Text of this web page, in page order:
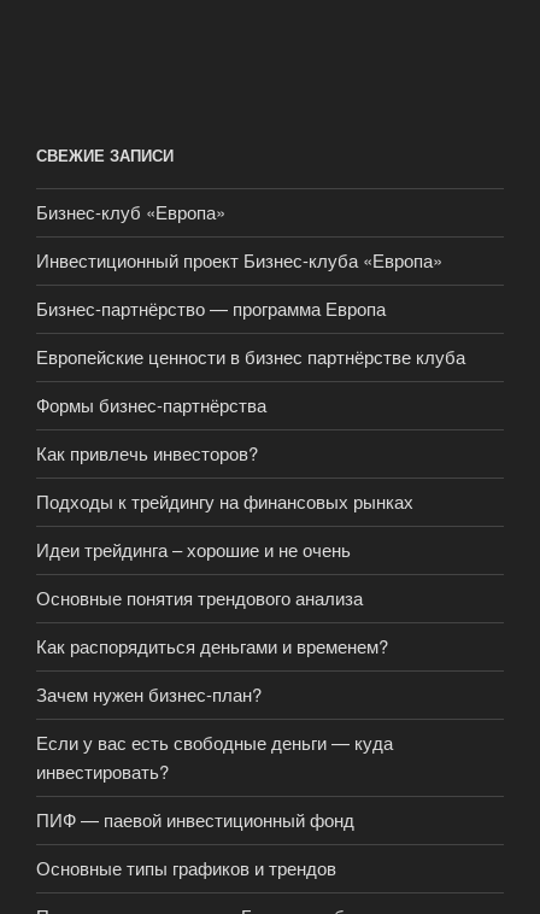
СВЕЖИЕ ЗАПИСИ
Бизнес-клуб «Европа»
Инвестиционный проект Бизнес-клуба «Европа»
Бизнес-партнёрство — программа Европа
Европейские ценности в бизнес партнёрстве клуба
Формы бизнес-партнёрства
Как привлечь инвесторов?
Подходы к трейдингу на финансовых рынках
Идеи трейдинга – хорошие и не очень
Основные понятия трендового анализа
Как распорядиться деньгами и временем?
Зачем нужен бизнес-план?
Если у вас есть свободные деньги — куда
инвестировать?
ПИФ — паевой инвестиционный фонд
Основные типы графиков и трендов